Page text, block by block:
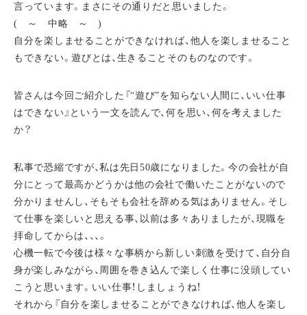
言っています。まさにその通りだと思いました。
( ～ 中略 ～ )
自分を楽しませることができなければ、他人を楽しませること
もできない。遊びとは、生きることそのものなのです。
皆さんは今回ご紹介した『“遊び”を知らない人間に、いい仕事
はできない』という一文を読んで、何を思い、何を考えました
か？
私事で恐縮ですが、私は先日50歳になりました。今の会社が自
分にとって最高かどうかは他の会社で働いたことがないので
分かりませんし、そもそも会社を辞める気はありません。そし
て仕事を楽しいと思える事、以前は多々ありましたが、現職を
拝命してからは、、、。
心機一転で今後は様々な事柄から新しい刺激を受けて、自分自
身が楽しみながら、周囲を巻き込んで楽しく仕事に没頭してい
こうと思います。いい仕事！しましょうね！
それから『自分を楽しませることができなければ、他人を楽し